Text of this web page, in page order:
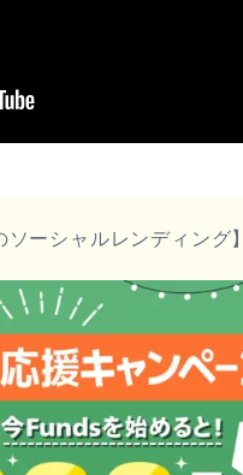
ソーシャルレンディング】